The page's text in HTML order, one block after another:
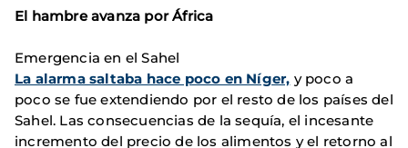
El hambre avanza por África
Emergencia en el Sahel
La alarma saltaba hace poco en Níger, y poco a
poco se fue extendiendo por el resto de los países del
Sahel. Las consecuencias de la sequía, el incesante
incremento del precio de los alimentos y el retorno al